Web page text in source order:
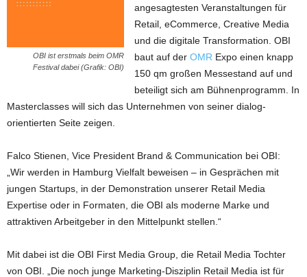
OBI ist erstmals beim OMR
Festival dabei (Grafik: OBI)
angesagtesten Veranstaltungen für
Retail, eCommerce, Creative Media
und die digitale Transformation. OBI
baut auf derOMR Expo einen knapp
150 qm großen Messestand auf und
beteiligt sich am Bühnenprogramm. In
Masterclasses will sich das Unternehmen von seiner dialog-
orientierten Seite zeigen.
Falco Stienen, Vice President Brand & Communication bei OBI:
„Wir werden in Hamburg Vielfalt beweisen – in Gesprächen mit
jungen Startups, in der Demonstration unserer Retail Media
Expertise oder in Formaten, die OBI als moderne Marke und
attraktiven Arbeitgeber in den Mittelpunkt stellen.“
Mit dabei ist die OBI First Media Group, die Retail Media Tochter
von OBI. „Die noch junge Marketing-Disziplin Retail Media ist für